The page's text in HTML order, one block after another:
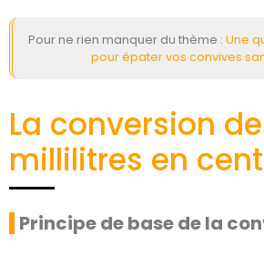
Pour ne rien manquer du thème : Une
pour épater vos convives
La conversion
millilitres en
Principe de base de la